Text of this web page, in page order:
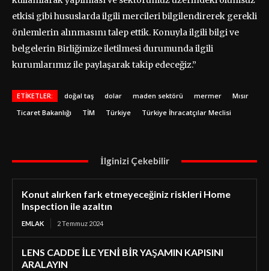
etkisi gibi hususlarda ilgili mercileri bilgilendirerek gerekli
önlemlerin alınmasını talep ettik. Konuyla ilgili bilgi ve
belgelerin Birliğimize iletilmesi durumunda ilgili
kurumlarımız ile paylaşarak takip edeceğiz.”
ETIKETLER: doğal taş dolar maden sektörü mermer
Mısır
Ticaret Bakanlığı
TİM Türkiye Türkiye İhracatçılar Meclisi
İlginizi Çekebilir
Konut alırken fark etmeyeceğiniz riskleri Home
Inspection ile azaltın
EMLAK 2 Temmuz 2024
LENS CADDE İLE YENİ BİR YAŞAMIN KAPISINI
ARALAYIN